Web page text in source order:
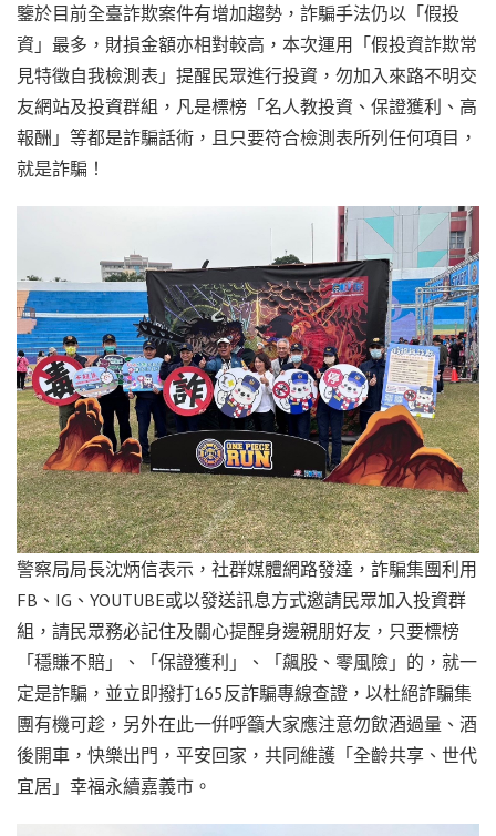
鑒於目前全臺詐欺案件有增加趨勢，詐騙手法仍以「假投
資」最多，財損金額亦相對較高，本次運用「假投資詐欺常
見特徵自我檢測表」提醒民眾進行投資，勿加入來路不明交
友網站及投資群組，凡是標榜「名人教投資、保證獲利、高
報酬」等都是詐騙話術，且只要符合檢測表所列任何項目，
就是詐騙！
警察局局長沈炳信表示，社群媒體網路發達，詐騙集團利用
FB、IG、YOUTUBE或以發送訊息方式邀請民眾加入投資群
組，請民眾務必記住及關心提醒身邊親朋好友，只要標榜
「穩賺不賠」、「保證獲利」、「飆股、零風險」的，就一
定是詐騙，並立即撥打165反詐騙專線查證，以杜絕詐騙集
團有機可趁，另外在此一倂呼籲大家應注意勿飲酒過量、酒
後開車，快樂出門，平安回家，共同維護「全齡共享、世代
宜居」幸福永續嘉義市。